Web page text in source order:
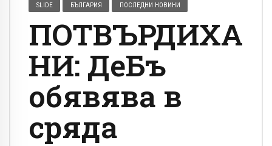
SLIDE БЪЛГАРИЯ ПОСЛЕДНИ НОВИНИ
ПОТВЪРДИХА
НИ: ДеБъ
обявява в
сряда